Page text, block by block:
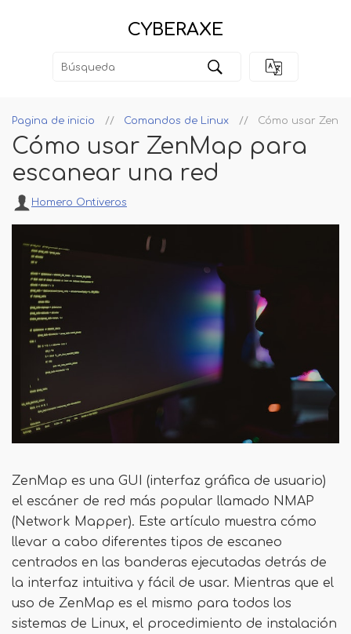
CYBERAXE
Pagina de inicio Comandos de Linux Cómo usar
Cómo usar ZenMap para
escanear una red
Homero Ontiveros
ZenMap es una GUI (interfaz gráfica de usuario)
el escáner de red más popular llamado NMAP
(Network Mapper). Este artículo muestra cómo
llevar a cabo diferentes tipos de escaneo
centrados en las banderas ejecutadas detrás de
la interfaz intuitiva y fácil de usar. Mientras que el
uso de ZenMap es el mismo para todos los
sistemas de Linux, el procedimiento de instalación